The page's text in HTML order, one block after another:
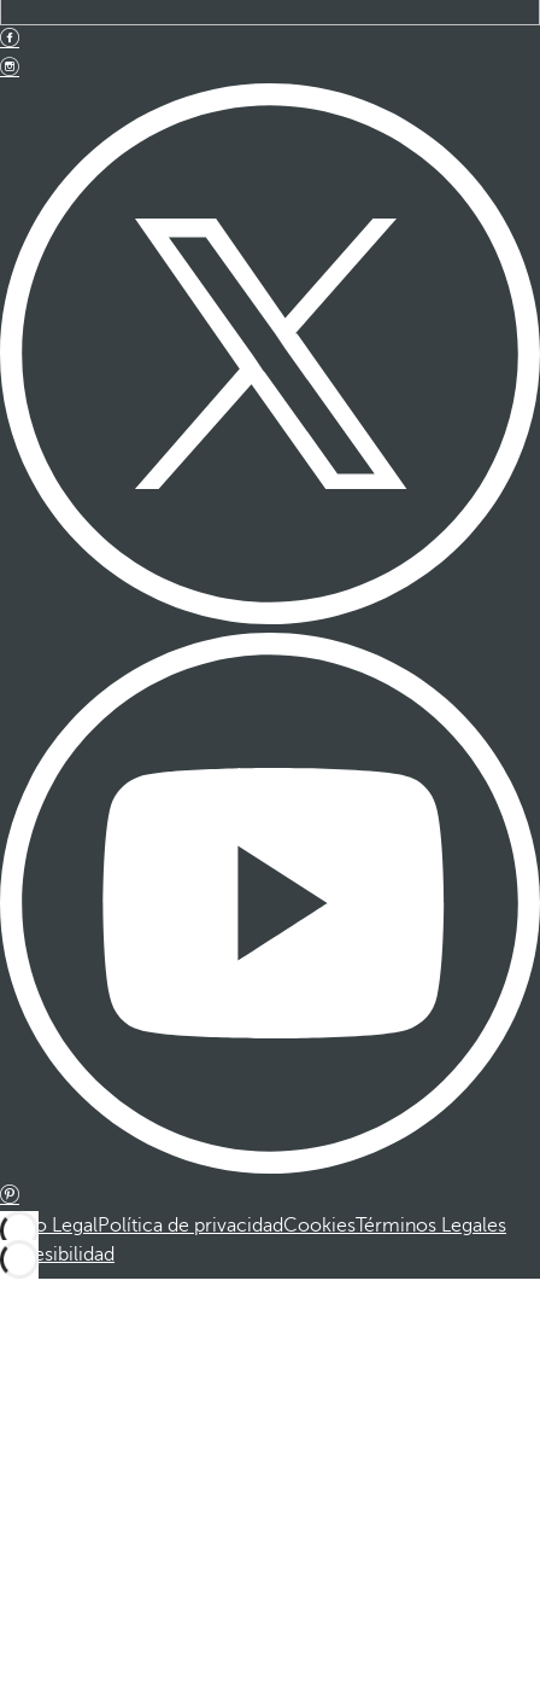
Aviso LegalPolítica de privacidadCookiesTérminos Legales
Accesibilidad